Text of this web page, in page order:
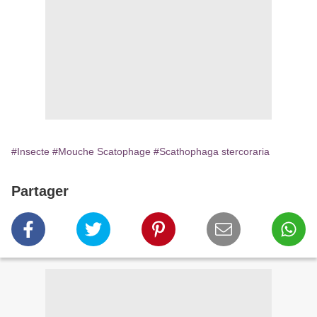
#Insecte #Mouche Scatophage #Scathophaga stercoraria
Partager